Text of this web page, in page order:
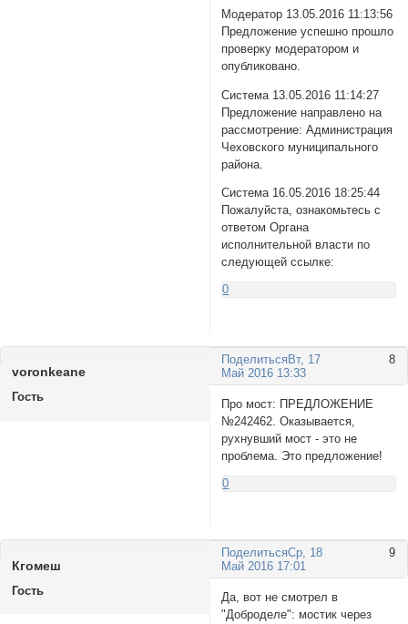
Модератор 13.05.2016 11:13:56
Предложение успешно прошло
проверку модератором и
опубликовано.
Система 13.05.2016 11:14:27
Предложение направлено на
рассмотрение: Администрация
Чеховского муниципального
района.
Система 16.05.2016 18:25:44
Пожалуйста, ознакомьтесь с
ответом Органа
исполнительной власти по
следующей ссылке:
0
Поделиться 8
Вт, 17
Май 2016 13:33
voronkeane
Гость
Про мост: ПРЕДЛОЖЕНИЕ
№242462. Оказывается,
рухнувший мост - это не
проблема. Это предложение!
0
Поделиться 9
Ср, 18
Май 2016 17:01
Кгомеш
Гость
Да, вот не смотрел в
"Доброделе": мостик через